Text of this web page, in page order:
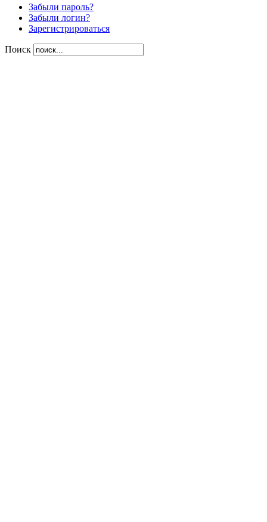
Забыли пароль?
Забыли логин?
Зарегистрироваться
Поиск